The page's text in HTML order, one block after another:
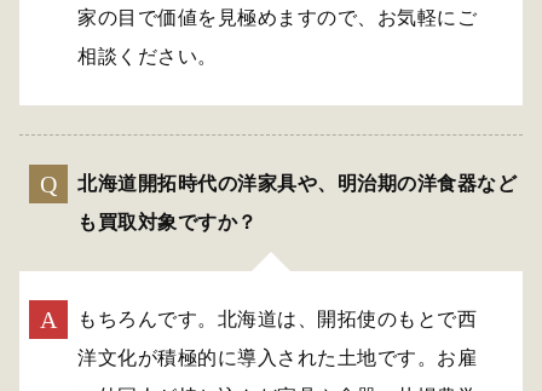
家の目で価値を見極めますので、お気軽にご
相談ください。
北海道開拓時代の洋家具や、明治期の洋食器など
も買取対象ですか？
もちろんです。北海道は、開拓使のもとで西
洋文化が積極的に導入された土地です。お雇